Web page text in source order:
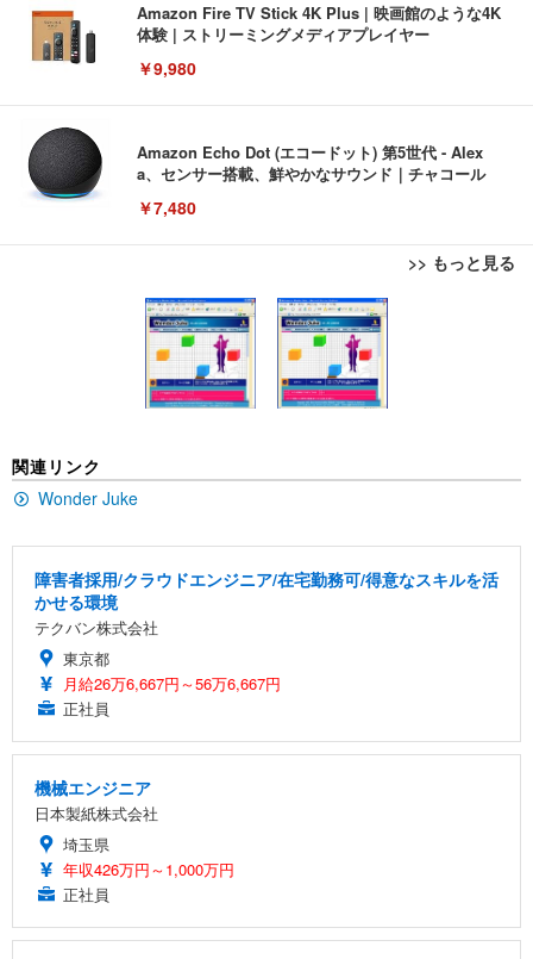
Amazon Fire TV Stick 4K Plus | 映画館のような4K
体験 | ストリーミングメディアプレイヤー
￥9,980
Amazon Echo Dot (エコードット) 第5世代 - Alex
a、センサー搭載、鮮やかなサウンド｜チャコール
￥7,480
>> もっと見る
[EdoErgo] オフィスチェア 椅子 テレワーク 疲れな
い 跳ね上げ式アームレスト コンパクト 約105度ロッ
キング pc 事務椅子 360度回転 座面昇降 強化ナイロ
ン樹脂ベース 通気性メッシュ 在宅ワーク H-WY01
(黒網+黒枠+黒足)
￥5,699
ュチェア 人間工学 疲れない ブラック
Sezlife オフィスチェア デスクチェア 疲れない テレ
能 人間工学 椅子 腰サポート 90度跳ね上げ式アーム
ョン PCチェア 通気性メッシュ ゲーミング/勉強/事
務用 おしゃれ パソコンチェア (ブラック)
ワーク チェア 強化バックレスト 30度ロッキング機
レスト 3Dヘッドレスト ハンガー付き 高反発クッシ
ョン PCチェア 通気性メッシュ ゲーミング/勉強/事
￥7,680
ANDWINT オフィスチェア デスクチェア 肘なし メ
ト 幅52×奥行58.5×高さ84～96cm テレワーク 在宅
￥4,139
EIZO ビジネス向けプレミアムモニター | FlexScan
EV3240X-WT | 31.5型4K UHD・USB Type-C・ホワ
イト
￥105,595
フック付き（CFI-ZDM1J）
ー フルHD（1920×1080）VA 非光沢 HDMI/DisplayP
応 ComfortView ビジネス向け
￥15,800
【MiniLED/24.5inch/280Hz/FHD】GRAPHT THE S
像低減 (3年保証 | 輝点保証 | 日本メーカー)
￥34,980
Amazonベーシック ペットシーツ 薄型 レギュラー 1
回使い捨て 無香料 ホワイト 300枚
￥3,373
x2袋(84枚) ホワイト(吸収面:ライトブルー)
り 単品
限定】 Smart Basic アイリスオーヤマ ペットシーツ
￥3,670
アイリスオーヤマ ペットシーツ 超厚型 お徳用 レギ
￥3,731
関連リンク
Wonder Juke
障害者採用/クラウドエンジニア/在宅勤務可/得意なスキルを活
かせる環境
テクバン株式会社
東京都
月給26万6,667円～56万6,667円
正社員
機械エンジニア
日本製紙株式会社
埼玉県
年収426万円～1,000万円
正社員